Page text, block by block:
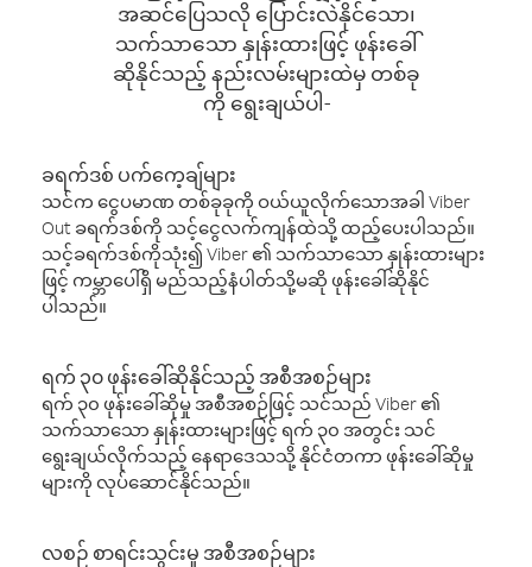
အဆင်ပြေသလို ပြောင်းလဲနိုင်သော၊
သက်သာသော နှုန်းထားဖြင့် ဖုန်းခေါ်
ဆိုနိုင်သည့် နည်းလမ်းများထဲမှ တစ်ခု
ကို ရွေးချယ်ပါ-
ခရက်ဒစ် ပက်ကေ့ချ်များ
သင်က ငွေပမာဏ တစ်ခုခုကို ဝယ်ယူလိုက်သောအခါ Viber
Out ခရက်ဒစ်ကို သင့်ငွေလက်ကျန်ထဲသို့ ထည့်ပေးပါသည်။
သင့်ခရက်ဒစ်ကိုသုံး၍ Viber ၏ သက်သာသော နှုန်းထားများ
ဖြင့် ကမ္ဘာပေါ်ရှိ မည်သည့်နံပါတ်သို့မဆို ဖုန်းခေါ်ဆိုနိုင်
ပါသည်။
ရက် ၃၀ ဖုန်းခေါ်ဆိုနိုင်သည့် အစီအစဉ်များ
ရက် ၃၀ ဖုန်းခေါ်ဆိုမှု အစီအစဉ်ဖြင့် သင်သည် Viber ၏
သက်သာသော နှုန်းထားများဖြင့် ရက် ၃၀ အတွင်း သင်
ရွေးချယ်လိုက်သည့် နေရာဒေသသို့ နိုင်ငံတကာ ဖုန်းခေါ်ဆိုမှု
များကို လုပ်ဆောင်နိုင်သည်။
လစဉ် စာရင်းသွင်းမှု အစီအစဉ်များ